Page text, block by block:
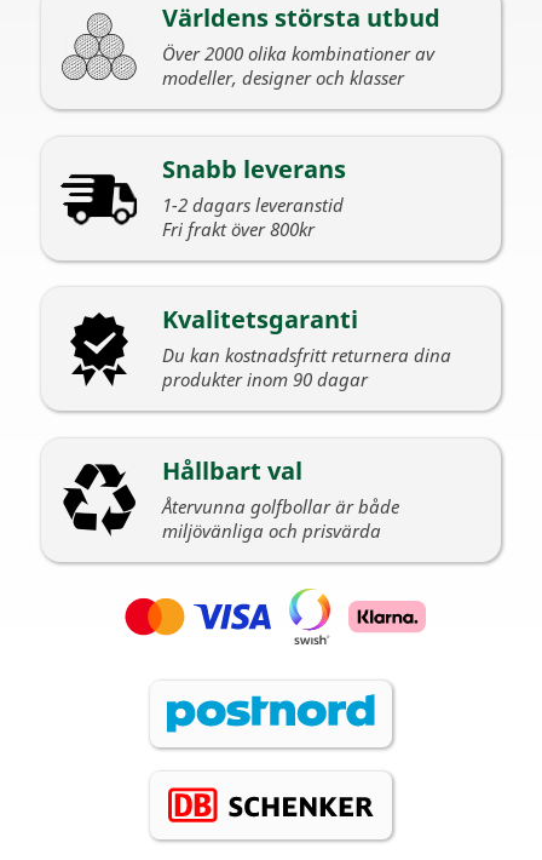
Världens största utbud
Över 2000 olika kombinationer av
modeller, designer och klasser
Snabb leverans
1-2 dagars leveranstid
Fri frakt över 800kr
Kvalitetsgaranti
Du kan kostnadsfritt returnera dina
produkter inom 90 dagar
Hållbart val
Återvunna golfbollar är både
miljövänliga och prisvärda